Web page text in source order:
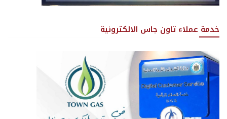
خدمة عملاء تاون جاس الالكترونية